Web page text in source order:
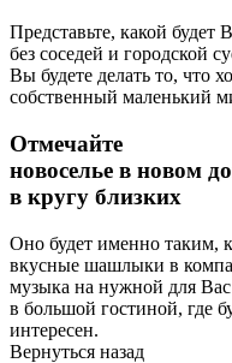
Представьте, какой
без соседей и городской
Вы будете делать то, что
собственный маленький
Отмечайте
новоселье в новом
в кругу близких
Оно будет именно таким,
вкусные шашлыки в
музыка на нужной для
в большой гостиной, где
интересен.
Вернуться назад